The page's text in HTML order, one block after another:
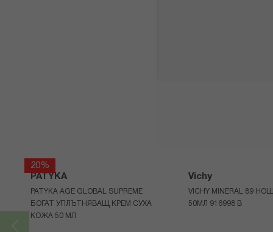
20%
PATYKA
PATYKA AGE GLOBAL SUPREME
БОГАТ УПЛЪТНЯВАЩ КРЕМ СУХА
КОЖА 50 МЛ
Vichy
VICHY MINERAL 89
50МЛ 916998 В